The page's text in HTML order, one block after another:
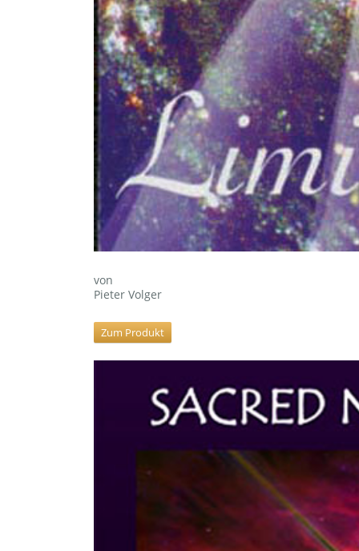
von
Pieter Volger
Zum Produkt